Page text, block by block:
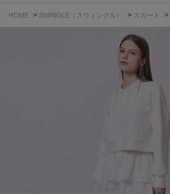
HOME > SWINGLE（スウィングル） > スカート >